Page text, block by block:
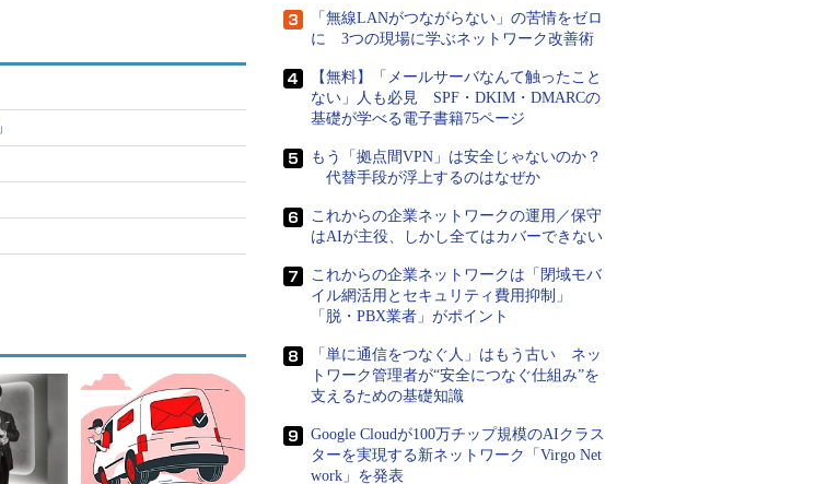
が呼び出され、
起動する（画面
「無線LANがつながらない」の苦情をゼロ
に 3つの現場に学ぶネットワーク改善術
【無料】「メールサーバなんて触ったこと
ない」人も必見 SPF・DKIM・DMARCの
基礎が学べる電子書籍75ページ
もう「拠点間VPN」は安全じゃないのか？
代替手段が浮上するのはなぜか
これからの企業ネットワークの運用／保守
はAIが主役、しかし全てはカバーできない
これからの企業ネットワークは「閉域モバ
イル網活用とセキュリティ費用抑制」
「脱・PBX業者」がポイント
「単に通信をつなぐ人」はもう古い ネッ
トワーク管理者が“安全につなぐ仕組み”を
支えるための基礎知識
Google Cloudが100万チップ規模のAIクラス
ターを実現する新ネットワーク「Virgo Net
work」を発表